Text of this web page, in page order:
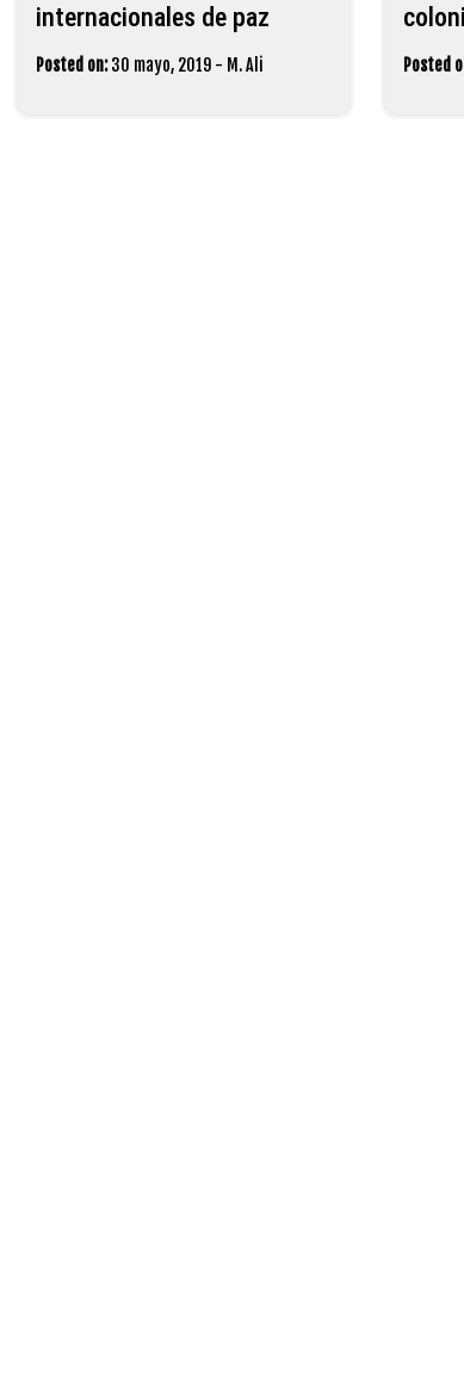
internacionales de paz
Posted on: 30 mayo, 2019 - M. Ali Posted